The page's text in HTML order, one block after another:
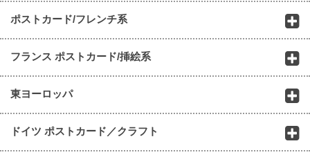
ポストカード/フレンチ系
フランス ポストカード/挿絵系
東ヨーロッパ
ドイツ ポストカード／クラフト